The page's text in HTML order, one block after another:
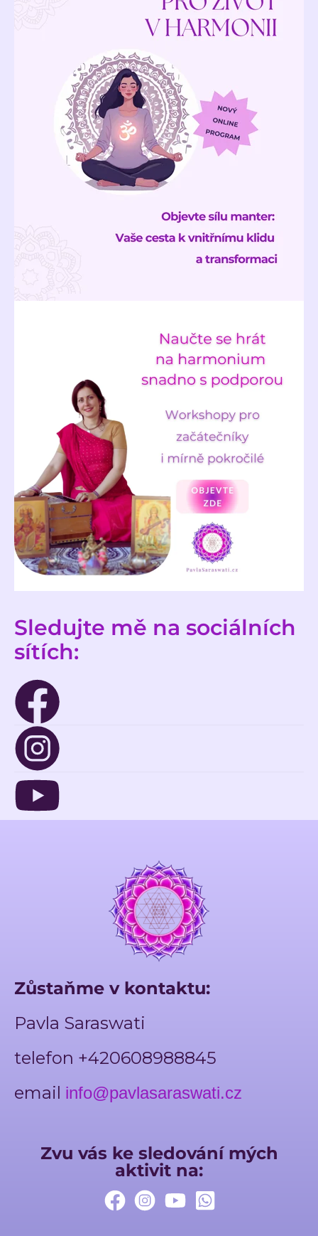
Sledujte mě na sociálních
sítích:
Zůstaňme v kontaktu:
Pavla Saraswati
telefon +420608988845
email info@pavlasaraswati.cz
Zvu vás ke sledování mých
aktivit na: